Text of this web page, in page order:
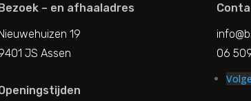
– en afhaaladres
19
JS Assen
06